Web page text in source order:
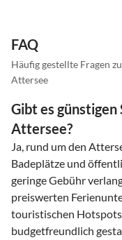
FAQ
Häufig gestellte Fragen
Attersee
Gibt es
Attersee?
Ja, rund um den
Badeplätze und
geringe Gebühr
preiswerten
touristischen Hotspots
budgetfreundlich